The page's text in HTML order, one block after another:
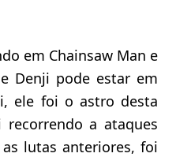
em Chainsaw Man e
Denji pode estar em
ele foi o astro desta
a ataques
lutas anteriores, foi